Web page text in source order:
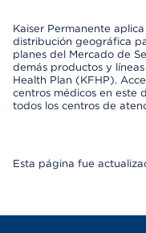
Kaiser Permanente
distribución geográfica
planes del Mercado de
demás productos y
Health Plan (KFHP).
centros médicos en este
todos los centros de
Esta página fue